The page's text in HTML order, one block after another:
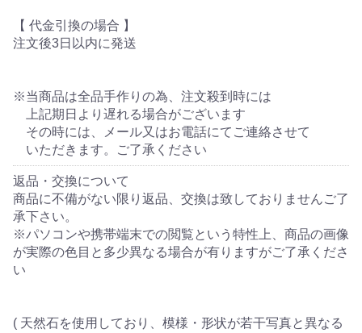
【 代金引換の場合 】
注文後3日以内に発送
※当商品は全品手作りの為、注文殺到時には
上記期日より遅れる場合がございます
その時には、メール又はお電話にてご連絡させて
いただきます。ご了承ください
返品・交換について
商品に不備がない限り返品、交換は致しておりませんご了
承下さい。
※パソコンや携帯端末での閲覧という特性上、商品の画像
が実際の色目と多少異なる場合が有りますがご了承くださ
い
( 天然石を使用しており、模様・形状が若干写真と異なる